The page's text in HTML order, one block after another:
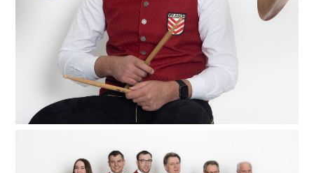
zählen aber auch die Drums, Rasseln, Triangeln,
Glockenspiel und noch viel mehr dazu, um unseren
Stücken die notwendige Würze zu verleihen und uns
alle zum Grooven zu bringen – Hast du vielleicht Bock
ein Teil der Rhythmus-Crew sein?
Ein Schmuckstück fürs Ohr! Das ist unser Tenorhorn-